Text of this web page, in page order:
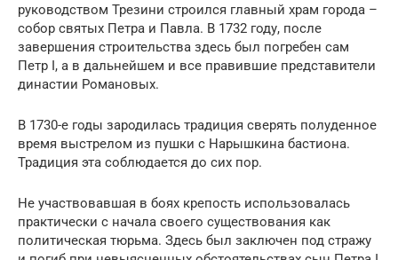
руководством Трезини строился главный храм города –
собор святых Петра и Павла. В 1732 году, после
завершения строительства здесь был погребен сам
Петр I, а в дальнейшем и все правившие представители
династии Романовых.
В 1730-е годы зародилась традиция сверять полуденное
время выстрелом из пушки с Нарышкина бастиона.
Традиция эта соблюдается до сих пор.
Не участвовавшая в боях крепость использовалась
практически с начала своего существования как
политическая тюрьма. Здесь был заключен под стражу